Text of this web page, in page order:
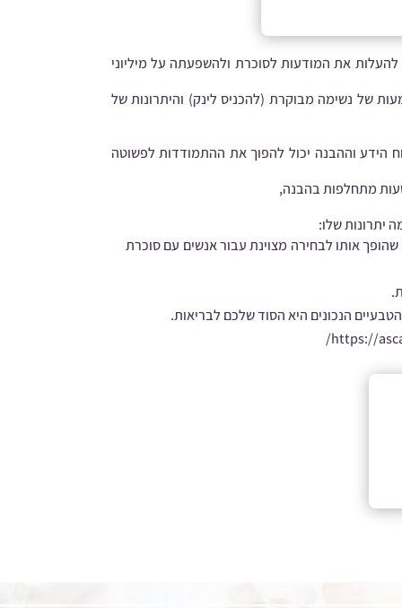
את המודעות לסוכרת ולהשפעתה על מיליוני
של נשימה מבוקרת (להכניס לינק) והיתרונות של
הידע וההבנה יכול להפוך את ההתמודדות לפשוטה
מתחלפות בהבנה,
אותו לבחירה מצוינת עבור אנשים עם סוכרת
הנכונים היא הסוד שלכם לבריאות.
https://